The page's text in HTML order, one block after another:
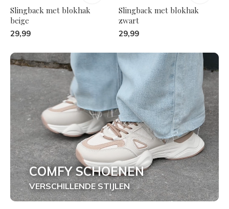
Slingback met blokhak
beige
29,99
Slingback met blokhak
zwart
29,99
COMFY SCHOENEN
VERSCHILLENDE STIJLEN